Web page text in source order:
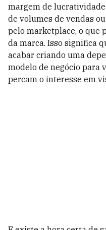
margem de
de volumes de vendas
pelo marketplace, o que
da marca. Isso significa
acabar criando uma
modelo de negócio para
percam o interesse em